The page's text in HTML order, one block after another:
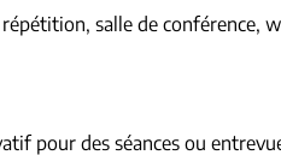
salle de conférence,
pour des séances ou